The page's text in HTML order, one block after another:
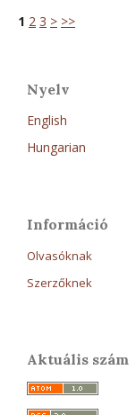
1 2 3 > >>
Nyelv
English
Hungarian
Információ
Olvasóknak
Szerzőknek
Aktuális szám